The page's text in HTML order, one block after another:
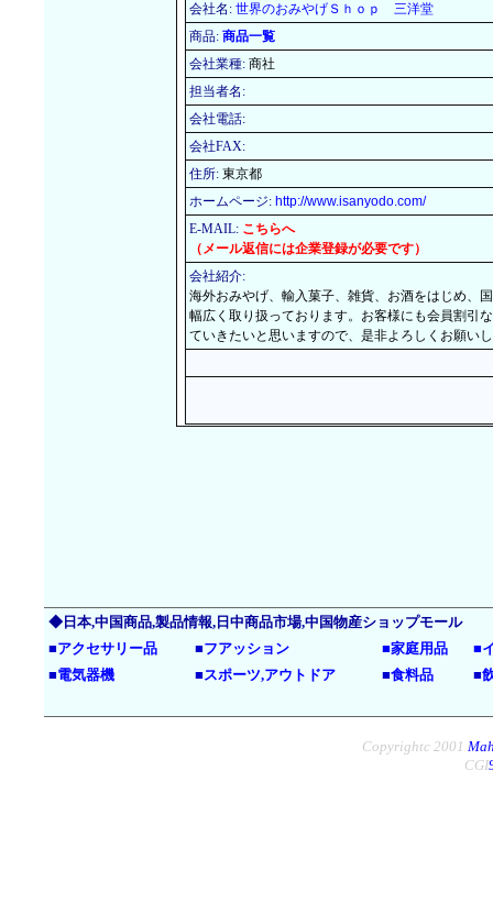
会社名: 世界のおみやげＳｈｏｐ 三洋堂
商品: 商品一覧
会社業種: 商社
担当者名:
会社電話:
会社FAX:
住所: 東京都
ホームページ: http://www.isanyodo.com/
E-MAIL: こちらへ
（メール返信には企業登録が必要です）
会社紹介:
海外おみやげ、輸入菓子、雑貨、お酒をはじめ、
幅広く取り扱っております。お客様にも会員割引
ていきたいと思いますので、是非よろしくお願い
◆日本,中国商品,製品情報,日中商品市場,中国物産ショップモール
■アクセサリー品 ■フアッション ■家庭用品 ■
■電気器機 ■スポーツ,アウトドア ■食料品 ■
Copyrightc 2001
CGI